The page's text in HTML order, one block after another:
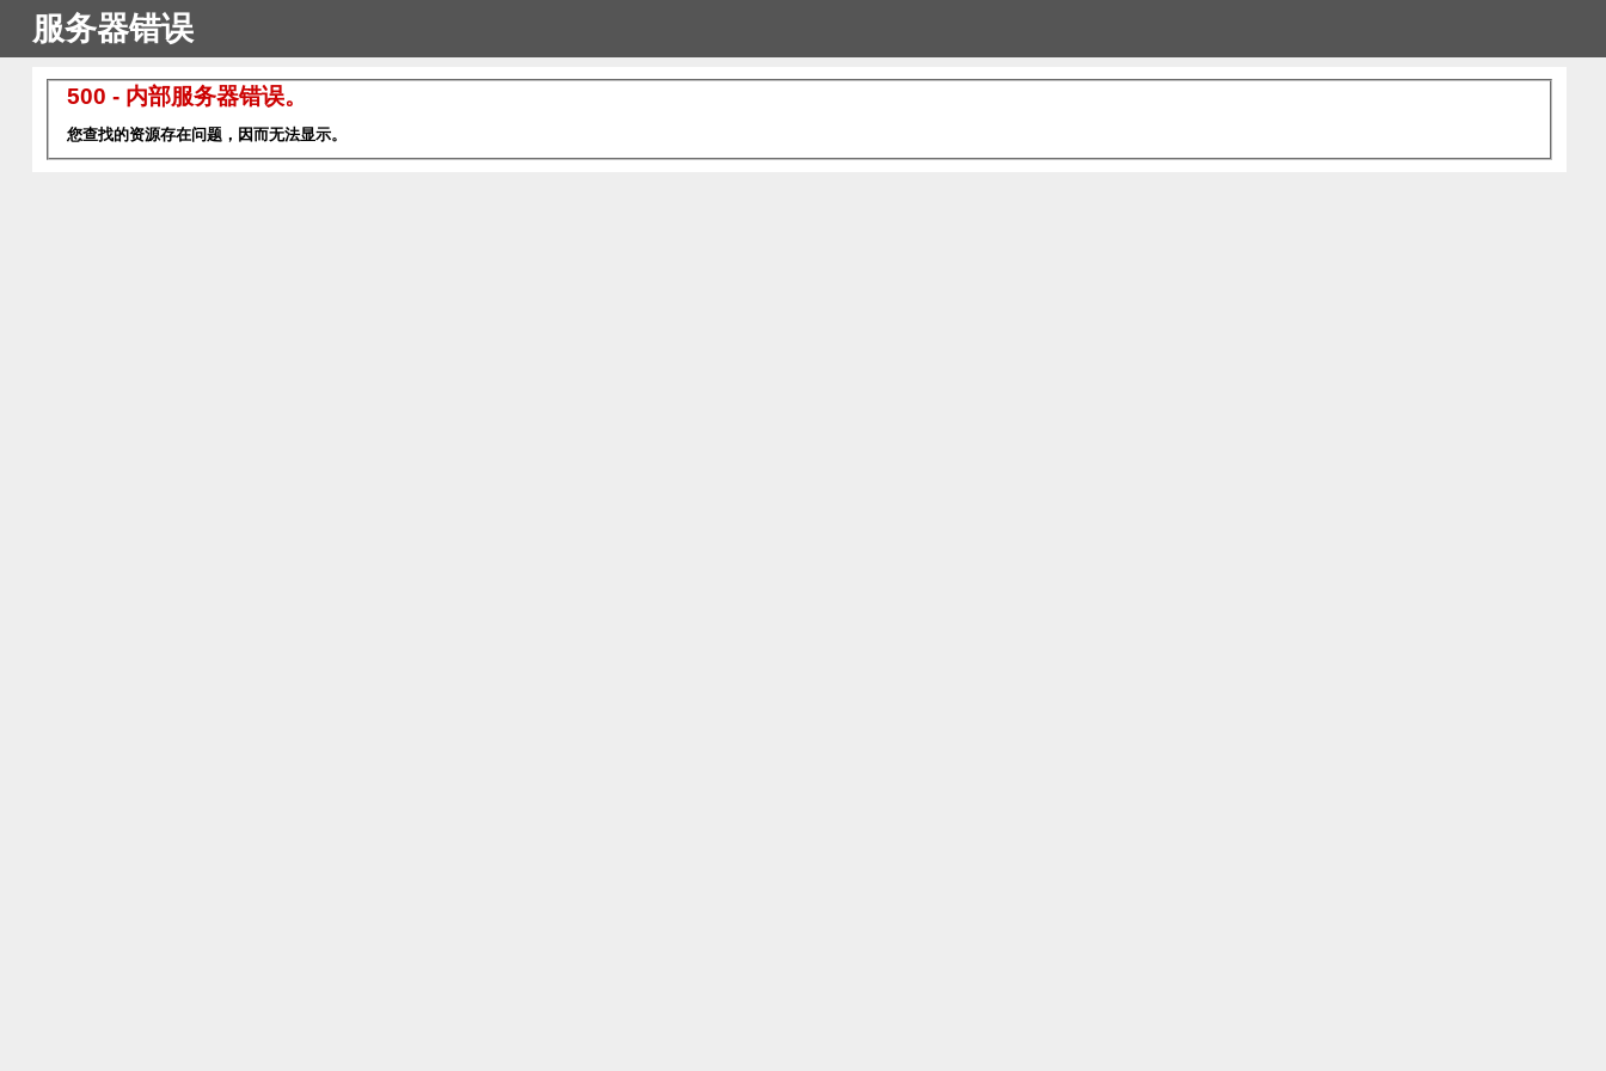
服务器错误
500 - 内部服务器错误。
您查找的资源存在问题，因而无法显示。